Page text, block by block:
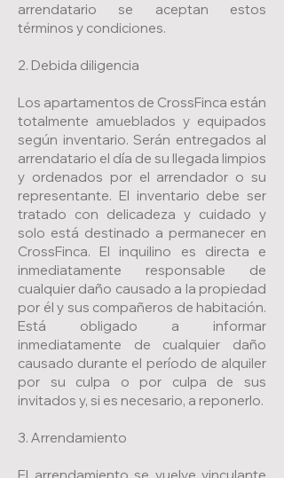
arrendatario se aceptan estos
términos y condiciones.
2. Debida diligencia
Los apartamentos de CrossFinca están
totalmente amueblados y equipados
según inventario. Serán entregados al
arrendatario el día de su llegada limpios
y ordenados por el arrendador o su
representante. El inventario debe ser
tratado con delicadeza y cuidado y
solo está destinado a permanecer en
CrossFinca. El inquilino es directa e
inmediatamente responsable de
cualquier daño causado a la propiedad
por él y sus compañeros de habitación.
Está obligado a informar
inmediatamente de cualquier daño
causado durante el período de alquiler
por su culpa o por culpa de sus
invitados y, si es necesario, a reponerlo.
3. Arrendamiento